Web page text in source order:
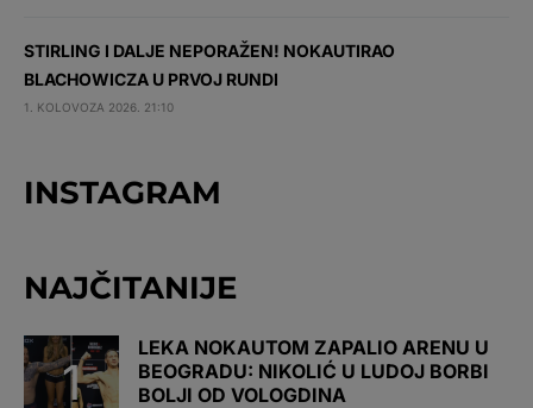
STIRLING I DALJE NEPORAŽEN! NOKAUTIRAO
BLACHOWICZA U PRVOJ RUNDI
1. KOLOVOZA 2026. 21:10
INSTAGRAM
NAJČITANIJE
LEKA NOKAUTOM ZAPALIO ARENU U
BEOGRADU: NIKOLIĆ U LUDOJ BORBI
BOLJI OD VOLOGDINA